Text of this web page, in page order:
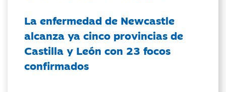
La enfermedad de Newcastle
alcanza ya cinco provincias de
Castilla y León con 23 focos
confirmados